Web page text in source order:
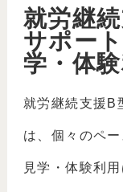
就労継
サポー
学・体
就労継続支援B
は、個々のペ
見学・体験利